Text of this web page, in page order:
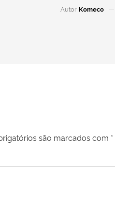
Autor Komeco
são marcados com *